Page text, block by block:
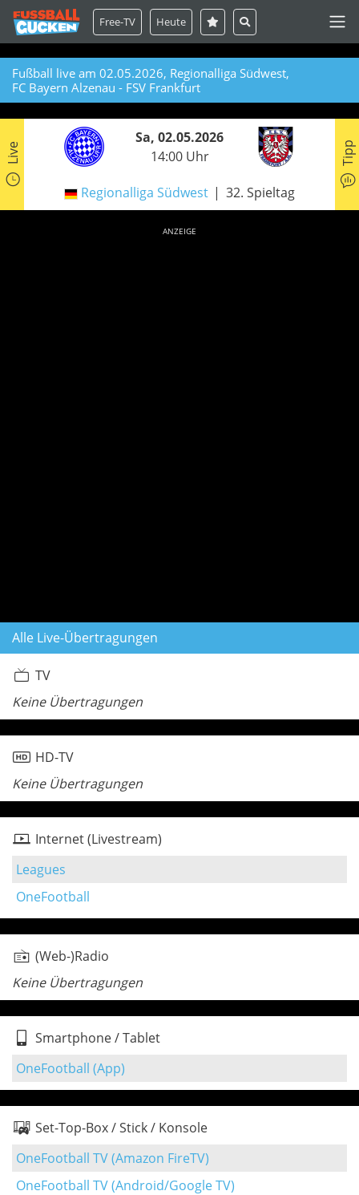
Free-TV Heute
Fußball live am 02.05.2026, Regionalliga Südwest,
FC Bayern Alzenau - FSV Frankfurt
Live
Sa, 02.05.2026
14:00 Uhr
Regionalliga Südwest 32. Spieltag
Tipp
ANZEIGE
Alle Live-Übertragungen
TV
Keine Übertragungen
HD-TV
Keine Übertragungen
Internet (Livestream)
Leagues
OneFootball
(Web-)Radio
Keine Übertragungen
Smartphone / Tablet
OneFootball (App)
Set-Top-Box / Stick / Konsole
OneFootball TV (Amazon FireTV)
OneFootball TV (Android/Google TV)